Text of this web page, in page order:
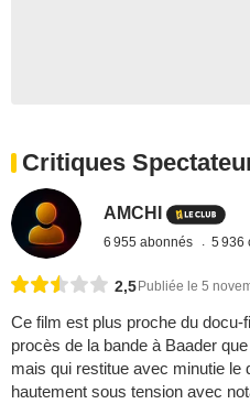
Critiques
AMCHI
6 955 abonnés 5 936
2,5 Publiée le 5
Ce film est plus proche du docu-
procès de la bande à Baader
mais qui restitue avec minutie le
hautement sous tension avec